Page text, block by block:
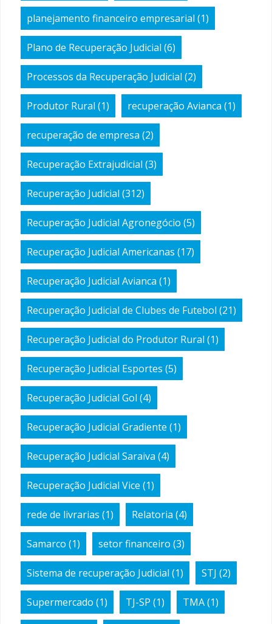
planejamento financeiro empresarial (1)
Plano de Recuperação Judicial (6)
Processos da Recuperação Judicial (2)
Produtor Rural (1) recuperação Avianca (1)
recuperação de empresa (2)
Recuperação Extrajudicial (3)
Recuperação Judicial (312)
Recuperação Judicial Agronegócio (5)
Recuperação Judicial Americanas (17)
Recuperação Judicial Avianca (1)
Recuperação Judicial de Clubes de Futebol (21)
Recuperação Judicial do Produtor Rural (1)
Recuperação Judicial Esportes (5)
Recuperação Judicial Gol (4)
Recuperação Judicial Gradiente (1)
Recuperação Judicial Saraiva (4)
Recuperação Judicial Vice (1)
rede de livrarias (1) Relatoria (4)
Samarco (1) setor financeiro (3)
Sistema de recuperação Judicial (1) STJ (2)
Supermercado (1) TJ-SP (1) TMA(1)